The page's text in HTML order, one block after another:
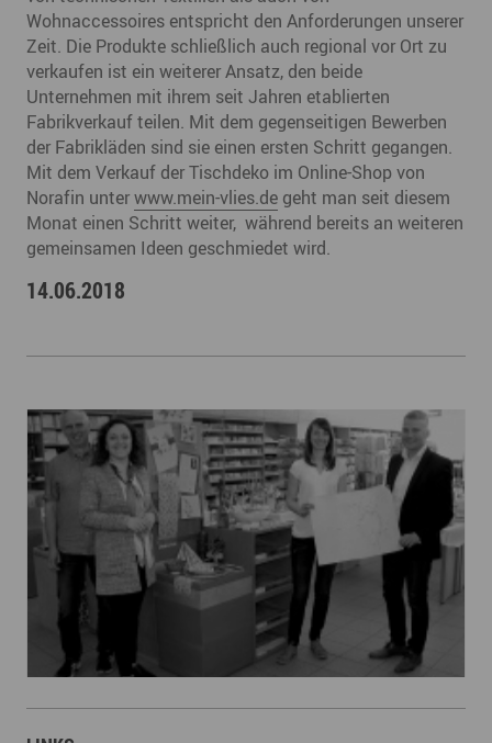
Wohnaccessoires entspricht den Anforderungen unserer
Zeit. Die Produkte schließlich auch regional vor Ort zu
verkaufen ist ein weiterer Ansatz, den beide
Unternehmen mit ihrem seit Jahren etablierten
Fabrikverkauf teilen. Mit dem gegenseitigen Bewerben
der Fabrikläden sind sie einen ersten Schritt gegangen.
Mit dem Verkauf der Tischdeko im Online-Shop von
Norafin unterwww.mein-vlies.de geht man seit diesem
Monat einen Schritt weiter, während bereits an weiteren
gemeinsamen Ideen geschmiedet wird.
14.06.2018